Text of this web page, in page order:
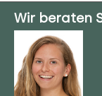
Wir beraten